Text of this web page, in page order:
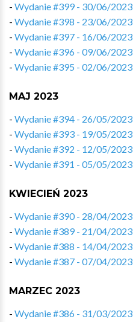
- Wydanie #399 - 30/06/2023
- Wydanie #398 - 23/06/2023
- Wydanie #397 - 16/06/2023
- Wydanie #396 - 09/06/2023
- Wydanie #395 - 02/06/2023
MAJ 2023
- Wydanie #394 - 26/05/2023
- Wydanie #393 - 19/05/2023
- Wydanie #392 - 12/05/2023
- Wydanie #391 - 05/05/2023
KWIECIEŃ 2023
- Wydanie #390 - 28/04/2023
- Wydanie #389 - 21/04/2023
- Wydanie #388 - 14/04/2023
- Wydanie #387 - 07/04/2023
MARZEC 2023
- Wydanie #386 - 31/03/2023